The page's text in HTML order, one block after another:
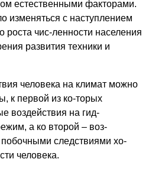
естественными факторами.
изменяться с наступлением
роста чис-ленности населения
развития техники и
человека на климат можно
к первой из ко-торых
воздействия на гид-
а ко второй – воз-
следствиями хо-
человека.